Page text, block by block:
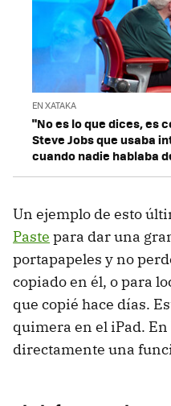
EN XATAKA
"No es lo que dices, es
Steve Jobs que usaba
cuando nadie hablaba
Un ejemplo de esto
Paste para dar una
portapapeles y no
copiado en él, o para
que copié hace días.
quimera en el iPad.
directamente una